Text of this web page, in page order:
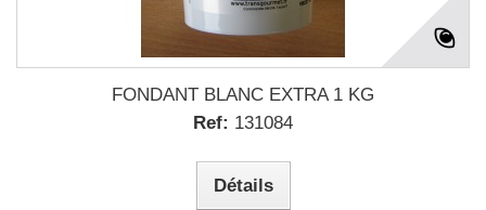
FONDANT BLANC EXTRA 1 KG
Ref: 131084
Détails